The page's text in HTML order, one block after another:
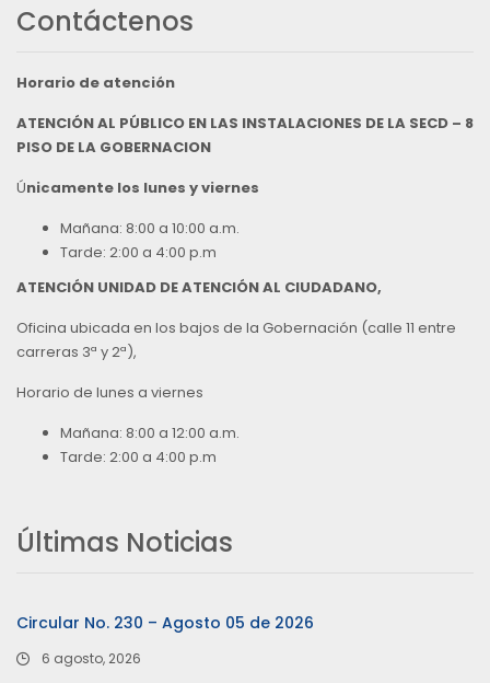
Contáctenos
Horario de atención
ATENCIÓN AL PÚBLICO EN LAS INSTALACIONES DE LA SECD – 8
PISO DE LA GOBERNACION
Únicamente los lunes y viernes
Mañana: 8:00 a 10:00 a.m.
Tarde: 2:00 a 4:00 p.m
ATENCIÓN UNIDAD DE ATENCIÓN AL CIUDADANO,
Oficina ubicada en los bajos de la Gobernación (calle 11 entre
carreras 3ª y 2ª),
Horario de lunes a viernes
Mañana: 8:00 a 12:00 a.m.
Tarde: 2:00 a 4:00 p.m
Últimas Noticias
Circular No. 230 – Agosto 05 de 2026
6 agosto, 2026